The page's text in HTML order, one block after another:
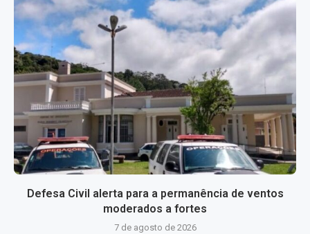
Defesa Civil alerta para a permanência de ventos
moderados a fortes
7 de agosto de 2026